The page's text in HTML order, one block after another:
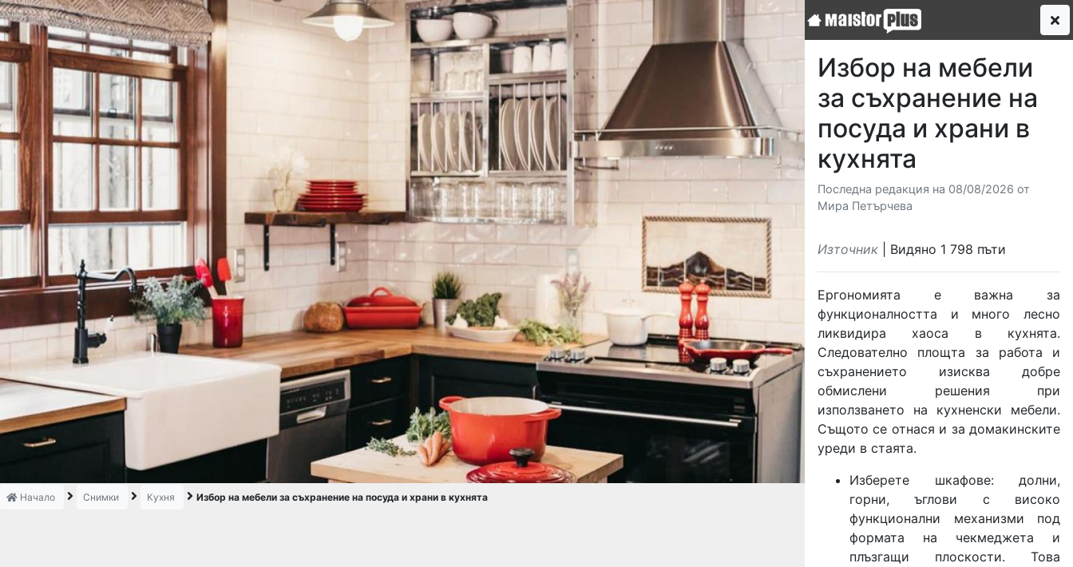
Начало Снимки Кухня Избор на мебели за съхранение на посуда и храни в кухнята
Избор на мебели
за съхранение на
посуда и храни в
кухнята
Последна редакция на 08/08/2026 от
Мира Петърчева
Източник | Видяно 1 798 пъти
Ергономията е важна за
функционалността и много лесно
ликвидира хаоса в кухнята.
Следователно площта за работа и
съхранението изисква добре
обмислени решения при
използването на кухненски мебели.
Същото се отнася и за домакинските
уреди в стаята.
Изберете шкафове: долни,
горни, ъглови с високо
функционални механизми под
формата на чекмеджета и
плъзгащи плоскости. Това